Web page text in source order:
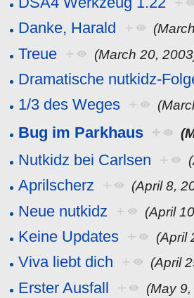
Danke, Harald +
Treue + (March 20,
Dramatische nutkidz-
1/3 des Weges +
Bug im Parkhaus +
Nutkidz bei Carlsen +
Aprilscherz + (April 8,
Neue nutkidz + (April
Keine Updates + (April
Viva liebt dich + (April
Erster Ausfall + (May